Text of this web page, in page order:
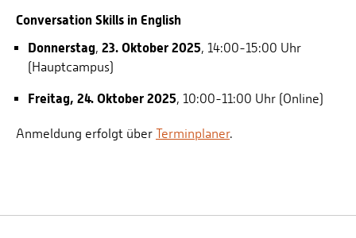
Conversation Skills in English
Donnerstag, 23. Oktober 2025, 14:00-15:00 Uhr
(Hauptcampus)
Freitag, 24. Oktober 2025, 10:00-11:00 Uhr (Online)
Anmeldung erfolgt über Terminplaner.